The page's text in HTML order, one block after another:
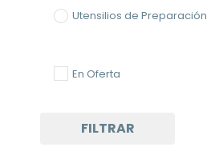
Utensilios de Preparación
En Oferta
FILTRAR